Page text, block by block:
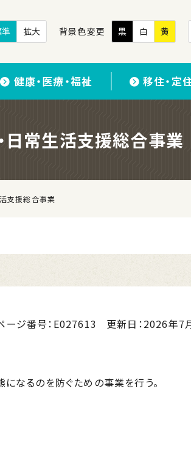
拡大 背景色変更 黒 白 黄
健康・医療・福祉 移住・定
日常生活支援総合事業
支援総合事業
ージ番号：E027613 更新日：2026年7
なるのを防ぐための事業を行う。